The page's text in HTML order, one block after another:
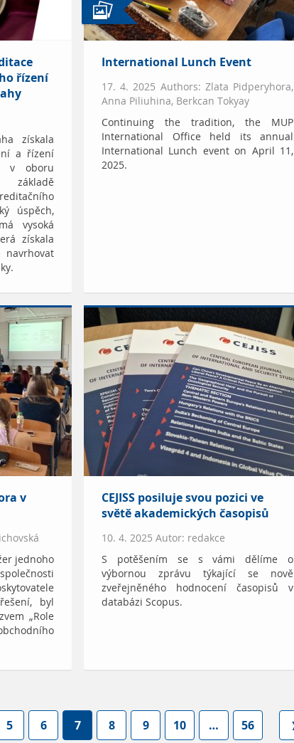
řízení
získala
a řízení
v oboru
základě
úspěch,
vysoká
získala
International Lunch Event
17. 4. 2025 Authors: Zlata Pidperyhora,
Anna Piliuhina, Berkcan Tokyay
Continuing the tradition, the MUP
International Office held its annual
International Lunch event on April 11,
2025.
v
jednoho
byl
„Role
CEJISS posiluje svou pozici ve
světě akademických časopisů
10. 4. 2025 Autor: redakce
S potěšením se s vámi dělíme o
výbornou zprávu týkající se nově
zveřejněného hodnocení časopisů v
databázi Scopus.
5 6 7 8 9 10 … 56